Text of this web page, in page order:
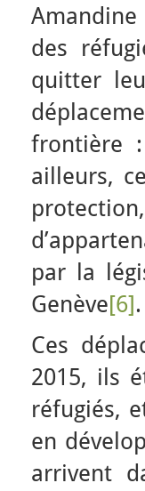
des
quitter
frontière
ailleurs,
par la
Genève[6].
Ces
2015, ils
réfugiés,
en
arrivent